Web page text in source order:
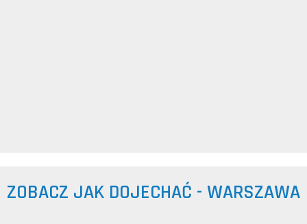
ZOBACZ JAK DOJECHAĆ - WARSZAWA